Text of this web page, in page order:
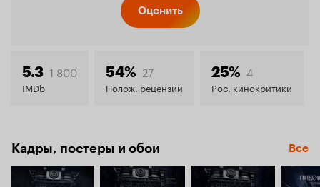
5.1
Оценить
5.3 1 800
IMDb
54% 27
Полож. рецензии
25% 4
Рос. кинокритики
Кадры, постеры и обои Все